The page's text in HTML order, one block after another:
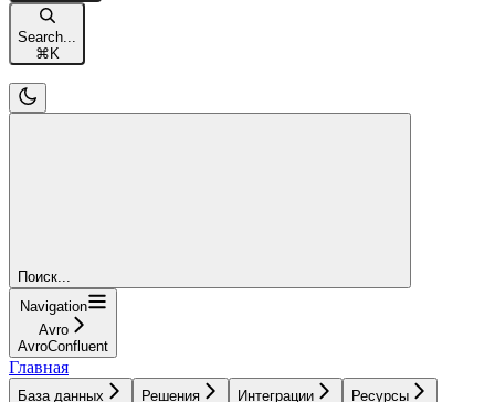
Search...
⌘K
Поиск...
Navigation
Avro
AvroConfluent
Главная
База данных Решения Интеграции Ресурсы